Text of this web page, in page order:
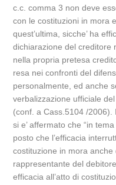
c.c. comma 3 non deve
con le costituzioni in mora
quest’ultima, sicche’ ha
dichiarazione del creditore
nella propria pretesa
resa nei confronti del
personalmente, ed anche
verbalizzazione ufficiale
(conf. a Cass.5104 /2006).
si e’ affermato che “in
posto che l’efficacia
costituzione in mora
rappresentante del
efficacia all’atto di